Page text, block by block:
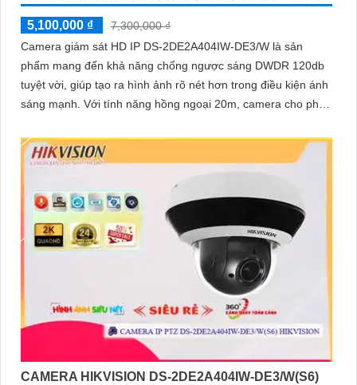
5,100,000 ₫
7,300,000 ₫
Camera giám sát HD IP DS-2DE2A404IW-DE3/W là sản
phẩm mang đến khả năng chống ngược sáng DWDR 120db
tuyệt vời, giúp tạo ra hình ảnh rõ nét hơn trong điều kiện ánh
sáng mạnh. Với tính năng hồng ngoại 20m, camera cho phép
CAMERA HIKVISION DS-2DE2A404IW-DE3/W(S6)